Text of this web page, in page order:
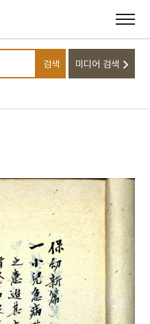
검색어를 입력하세요
검색 미디어 검색